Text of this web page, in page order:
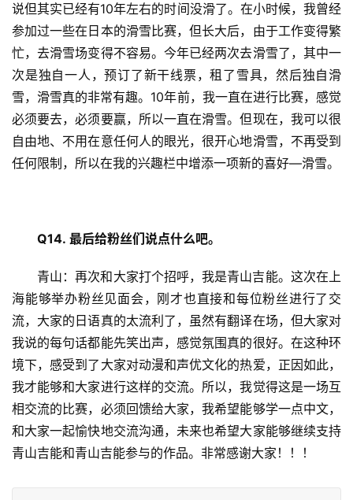
说但其实已经有10年左右的时间没滑了。在小时候，我曾经
参加过一些在日本的滑雪比赛，但长大后，由于工作变得繁
忙，去滑雪场变得不容易。今年已经两次去滑雪了，其中一
次是独自一人，预订了新干线票，租了雪具，然后独自滑
雪，滑雪真的非常有趣。10年前，我一直在进行比赛，感觉
必须要去，必须要赢，所以一直在滑雪。但现在，我可以很
自由地、不用在意任何人的眼光，很开心地滑雪，不再受到
任何限制，所以在我的兴趣栏中增添一项新的喜好—滑雪。
Q14. 最后给粉丝们说点什么吧。
青山：再次和大家打个招呼，我是青山吉能。这次在上
海能够举办粉丝见面会，刚才也直接和每位粉丝进行了交
流，大家的日语真的太流利了，虽然有翻译在场，但大家对
我说的每句话都能先笑出声，感觉氛围真的很好。在这种环
境下，感受到了大家对动漫和声优文化的热爱，正因如此，
我才能够和大家进行这样的交流。所以，我觉得这是一场互
相交流的比赛，必须回馈给大家，我希望能够学一点中文，
和大家一起愉快地交流沟通，未来也希望大家能够继续支持
青山吉能和青山吉能参与的作品。非常感谢大家！！！